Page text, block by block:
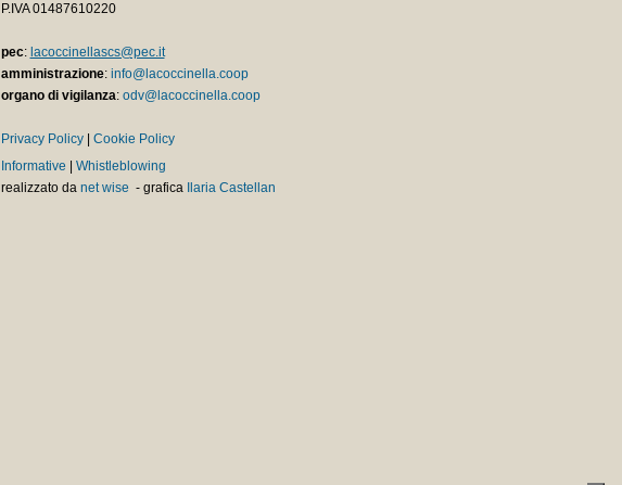
P.IVA 01487610220
pec: lacoccinellascs@pec.it
amministrazione: info@lacoccinella.coop
organo di vigilanza: odv@lacoccinella.coop
Privacy Policy| Cookie Policy
Informative
Whistleblowing
realizzato da net wise - grafica Ilaria Castellan